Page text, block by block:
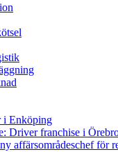
i Enköping
Driver franchise i
affärsområdeschef för